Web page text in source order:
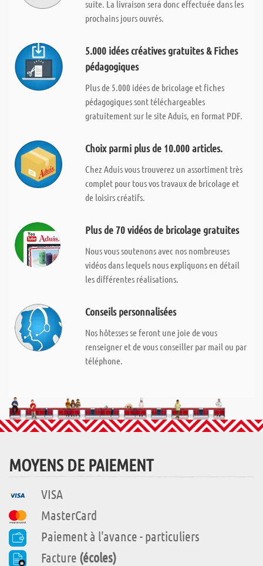
suite. La livraison sera donc effectuée dans les
prochains jours ouvrés.
5.000 idées créatives gratuites & Fiches
pédagogiques
Plus de 5.000 idées de bricolage et fiches
pédagogiques sont téléchargeables
gratuitement sur le site Aduis, en format PDF.
Choix parmi plus de 10.000 articles.
Chez Aduis vous trouverez un assortiment très
complet pour tous vos travaux de bricolage et
de loisirs créatifs.
Plus de 70 vidéos de bricolage gratuites
Nous vous soutenons avec nos nombreuses
vidéos dans lequels nous expliquons en détail
les différentes réalisations.
Conseils personnalisées
Nos hôtesses se feront une joie de vous
renseigner et de vous conseiller par mail ou par
téléphone.
MOYENS DE PAIEMENT
VISA
MasterCard
Paiement à l'avance - particuliers
Facture (écoles)